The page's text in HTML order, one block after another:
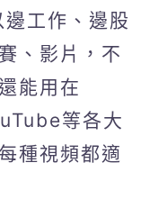
工作、邊股
、影片，不
能用在
等各大
種視頻都適